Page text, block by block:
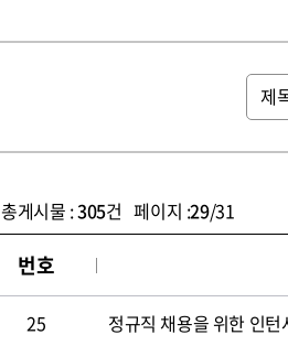
총게시물 :305건 페이지 :29/31
번호
25 정규직 채용을 위한 인턴